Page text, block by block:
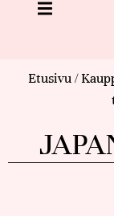
Etusivu/